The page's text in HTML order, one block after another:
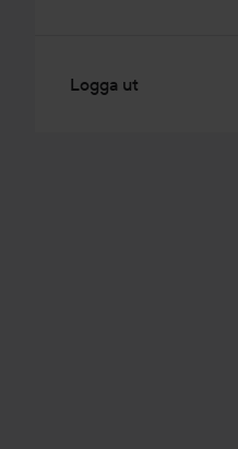
Logga ut